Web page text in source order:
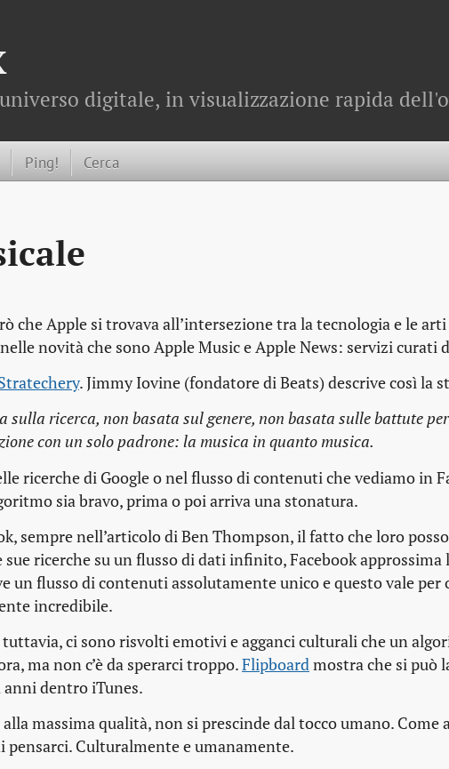
digitale, in visualizzazione rapida
Ping! Cerca
che Apple si trovava all’intersezione tra la tecnologia e le
novità che sono Apple Music e Apple News: servizi curati
. Jimmy Iovine (fondatore di Beats) descrive così la
sulla ricerca, non basata sul genere, non basata sulle battute
con un solo padrone: la musica in quanto musica.
ricerche di Google o nel flusso di contenuti che vediamo in
sia bravo, prima o poi arriva una stonatura.
sempre nell’articolo di Ben Thompson, il fatto che loro
ricerche su un flusso di dati infinito, Facebook
un flusso di contenuti assolutamente unico e questo vale
incredibile.
tuttavia, ci sono risvolti emotivi e agganci culturali che un
ma non c’è da sperarci troppo.Flipboardmostra che si può
anni dentro iTunes.
massima qualità, non si prescinde dal tocco umano. Come
pensarci. Culturalmente e umanamente.